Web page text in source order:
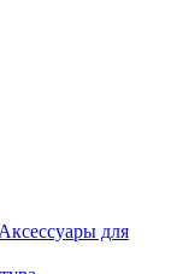
Аксессуары для